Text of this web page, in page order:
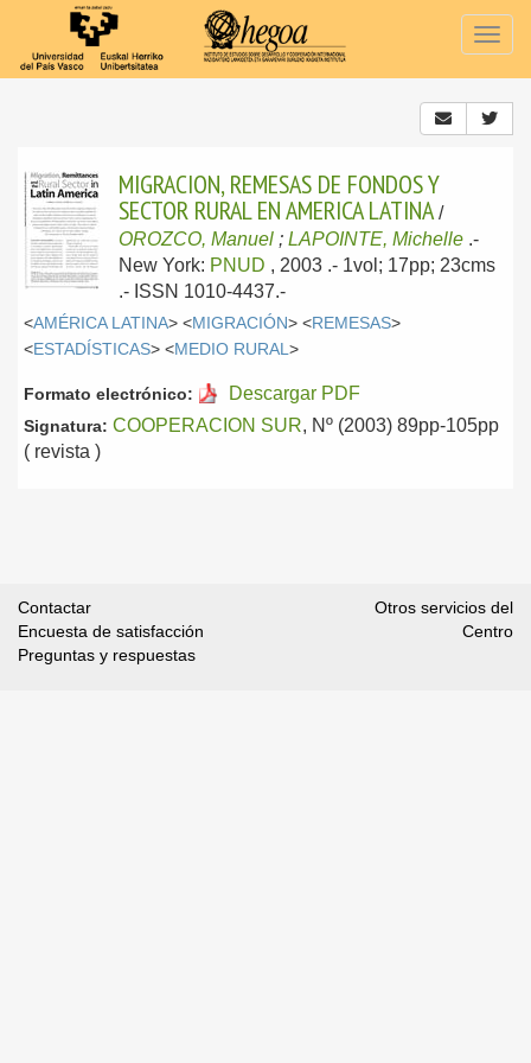
MIGRACION, REMESAS DE FONDOS Y
SECTOR RURAL EN AMERICA LATINA /
OROZCO, Manuel ; LAPOINTE, Michelle .-
New York: PNUD , 2003 .- 1vol; 17pp; 23cms
.- ISSN 1010-4437.-
<AMÉRICA LATINA> <MIGRACIÓN> <REMESAS>
<ESTADÍSTICAS> <MEDIO RURAL >
Formato electrónico: Descargar PDF
Signatura: COOPERACION SUR, Nº (2003) 89pp-105pp
( revista )
Contactar
Encuesta de satisfacción
Preguntas y respuestas
Otros servicios del
Centro